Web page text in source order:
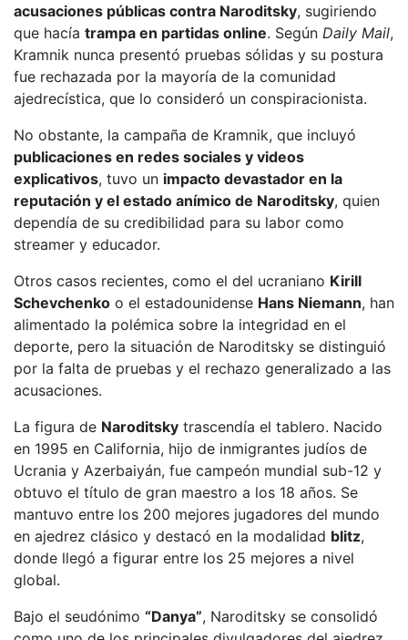
acusaciones públicas contra Naroditsky, sugiriendo
que hacía trampa en partidas online. Según Daily Mail,
Kramnik nunca presentó pruebas sólidas y su postura
fue rechazada por la mayoría de la comunidad
ajedrecística, que lo consideró un conspiracionista.
No obstante, la campaña de Kramnik, que incluyó
publicaciones en redes sociales y videos
explicativos, tuvo un impacto devastador en la
reputación y el estado anímico de Naroditsky, quien
dependía de su credibilidad para su labor como
streamer y educador.
Otros casos recientes, como el del ucraniano Kirill
Schevchenko o el estadounidense Hans Niemann, han
alimentado la polémica sobre la integridad en el
deporte, pero la situación de Naroditsky se distinguió
por la falta de pruebas y el rechazo generalizado a las
acusaciones.
La figura de Naroditsky trascendía el tablero. Nacido
en 1995 en California, hijo de inmigrantes judíos de
Ucrania y Azerbaiyán, fue campeón mundial sub-12 y
obtuvo el título de gran maestro a los 18 años. Se
mantuvo entre los 200 mejores jugadores del mundo
en ajedrez clásico y destacó en la modalidad blitz,
donde llegó a figurar entre los 25 mejores a nivel
global.
Bajo el seudónimo “Danya”, Naroditsky se consolidó